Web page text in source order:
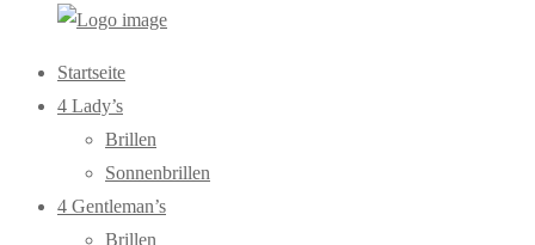
Primary
Menu
Startseite
4 Lady’s
Brillen
Sonnenbrillen
4 Gentleman’s
Brillen